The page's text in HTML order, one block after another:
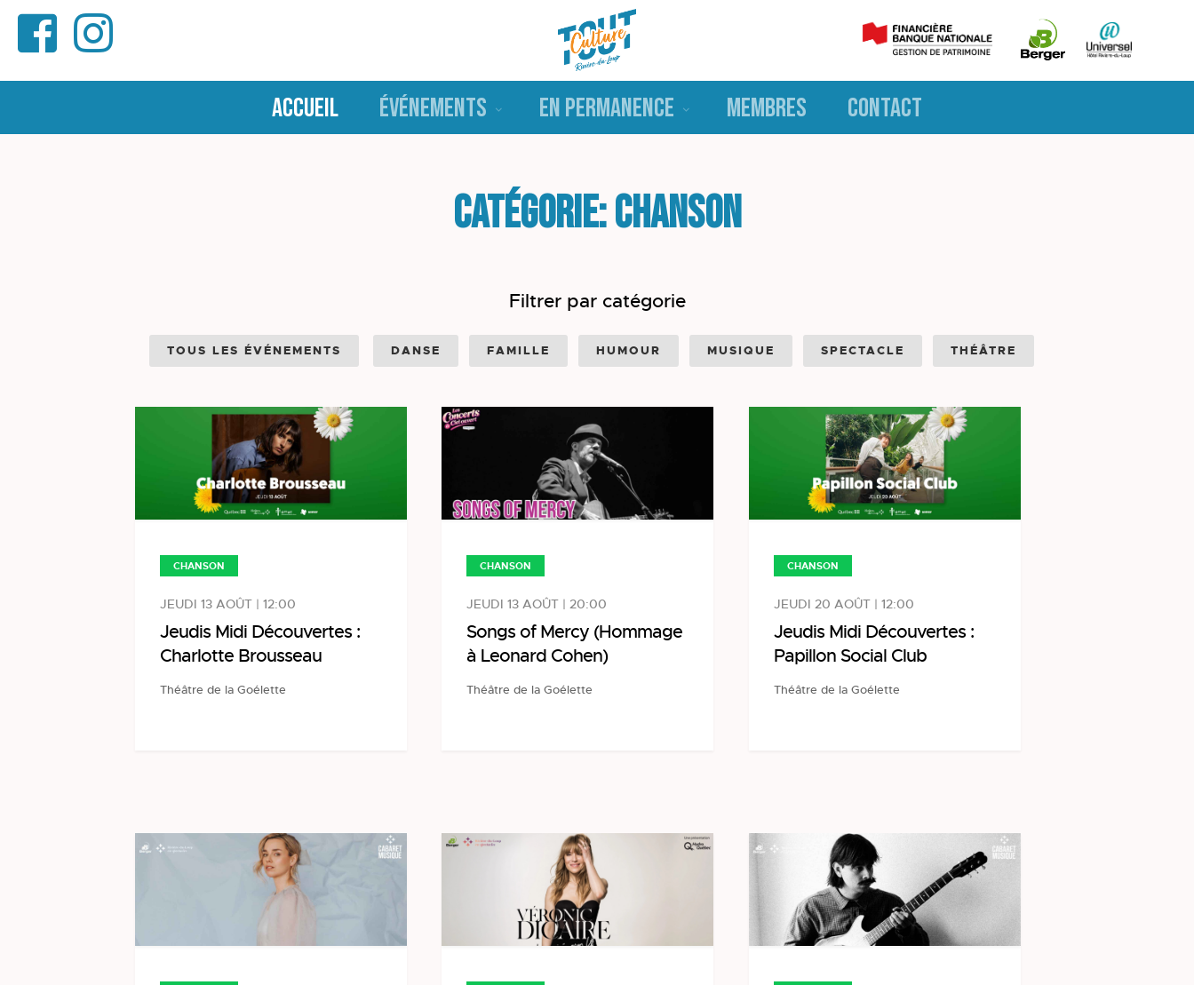
ACCUEIL ÉVÉNEMENTS EN PERMANENCE MEMBRES CONTACT
Catégorie: Chanson
Filtrer par catégorie
TOUS LES ÉVÉNEMENTS DANSE FAMILLE HUMOUR MUSIQUE SPECTACLE THÉÂTRE
CHANSON
JEUDI 13 AOÛT | 12:00
Jeudis Midi Découvertes :
Charlotte Brousseau
Théâtre de la Goélette
CHANSON
JEUDI 13 AOÛT | 20:00
Songs of Mercy (Hommage
à Leonard Cohen)
Théâtre de la Goélette
CHANSON
JEUDI 20 AOÛT | 12:00
Jeudis Midi Découvertes :
Papillon Social Club
Théâtre de la Goélette